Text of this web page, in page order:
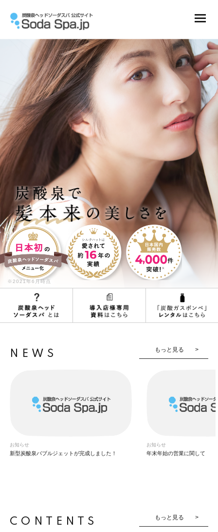
ニュース
コンテンツ
会社概要
炭酸ガスボンベ
メールでのお問い合わせはこちら
電話でのお問い合わせはこちら
[営業時間] 平日10：00～19：00
※2021年6月時点
NEWS もっと見る
お知らせ
新型炭酸泉バブルジェットが完成しました！
お知らせ
年末年始の営業に関して
CONTENTS もっと見る